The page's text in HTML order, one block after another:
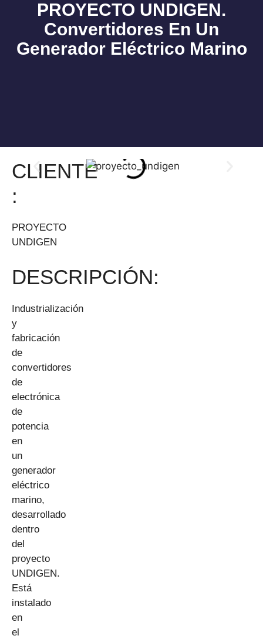
PROYECTO UNDIGEN.
Convertidores En Un
Generador Eléctrico Marino
CLIENTE
:
PROYECTO
UNDIGEN
DESCRIPCIÓN:
Industrialización
y
fabricación
de
convertidores
de
electrónica
de
potencia
en
un
generador
eléctrico
marino,
desarrollado
dentro
del
proyecto
UNDIGEN.
Está
instalado
en
el